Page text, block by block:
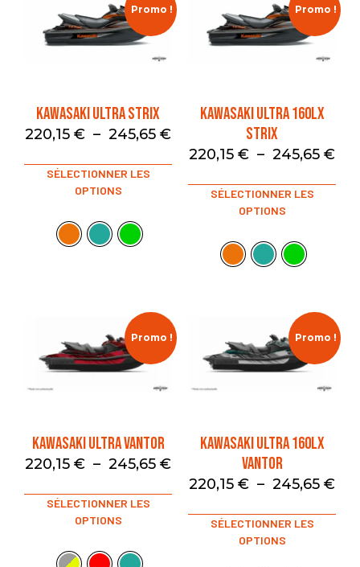
Promo !
KAWASAKI ULTRA STRIX
220,15 € – 245,65 €
SÉLECTIONNER LES
OPTIONS
Promo !
KAWASAKI ULTRA 160LX
STRIX
220,15 € – 245,65 €
SÉLECTIONNER LES
OPTIONS
Promo !
KAWASAKI ULTRA VANTOR
220,15 € – 245,65 €
SÉLECTIONNER LES
OPTIONS
Promo !
KAWASAKI ULTRA 160LX
VANTOR
220,15 € – 245,65 €
SÉLECTIONNER LES
OPTIONS